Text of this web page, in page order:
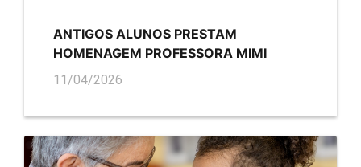
ANTIGOS ALUNOS PRESTAM
HOMENAGEM PROFESSORA MIMI
11/04/2026